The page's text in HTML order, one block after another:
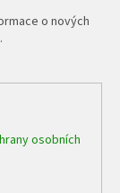
o nových
osobních